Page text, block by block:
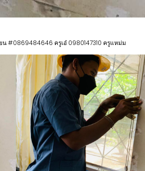
น #0869484646 ครูเอ๋ 0980147310 ครูแหม่ม